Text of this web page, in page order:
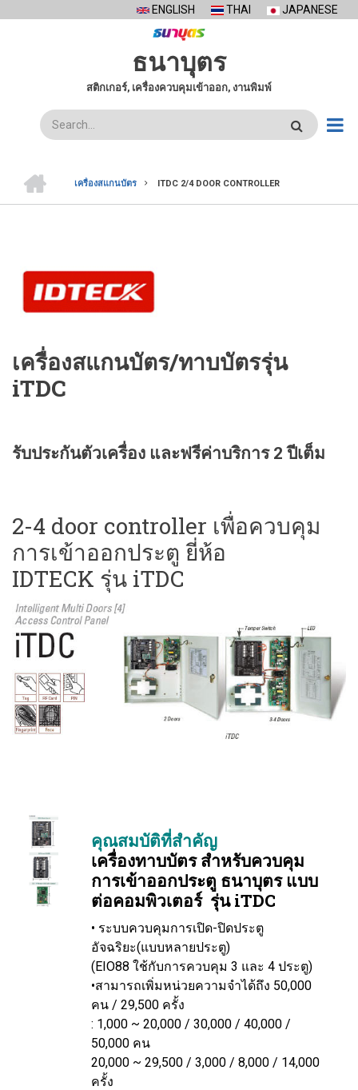
ENGLISH THAI JAPANESE
ธนาบุตร
สติกเกอร์, เครื่องควบคุมเข้าออก, งานพิมพ์
ค้นหา
BREADCRUMB
แรก
เครื่องสแกนบัตร ITDC 2/4 DOOR CONTROLLER
เครื่องสแกนบัตร/ทาบบัตรรุ่น
iTDC
รับประกันตัวเครื่อง และฟรีค่าบริการ 2 ปีเต็ม
2-4 door controller เพื่อควบคุม
การเข้าออกประตู ยี่ห้อ
IDTECK รุ่น iTDC
คุณสมบัติที่สำคัญ
เครื่องทาบบัตร สำหรับควบคุม
การเข้าออกประตู ธนาบุตร แบบ
ต่อคอมพิวเตอร์ รุ่น iTDC
• ระบบควบคุมการเปิด-ปิดประตู
อัจฉริยะ(แบบหลายประตู)
(EIO88 ใช้กับการควบคุม 3 และ 4 ประตู)
•สามารถเพิ่มหน่วยความจำได้ถึง 50,000
คน / 29,500 ครั้ง
: 1,000 ~ 20,000 / 30,000 / 40,000 /
50,000 คน
20,000 ~ 29,500 / 3,000 / 8,000 / 14,000
ครั้ง